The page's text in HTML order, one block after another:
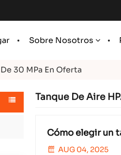
Sobre Nosotros
30 MPa En Oferta
Tanque De Aire
Cómo elegir un
AUG 04, 2025